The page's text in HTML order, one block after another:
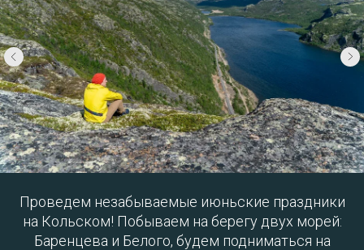
Проведем незабываемые июньские праздники
на Кольском! Побываем на берегу двух морей:
Баренцева и Белого, будем подниматься на